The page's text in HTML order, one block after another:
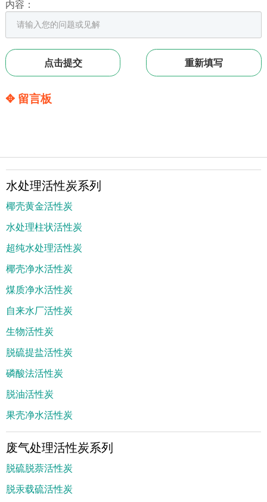
内容：
✥ 留言板
水处理活性炭系列
椰壳黄金活性炭
水处理柱状活性炭
超纯水处理活性炭
椰壳净水活性炭
煤质净水活性炭
自来水厂活性炭
生物活性炭
脱硫提盐活性炭
磷酸法活性炭
脱油活性炭
果壳净水活性炭
废气处理活性炭系列
脱硫脱萘活性炭
脱汞载硫活性炭